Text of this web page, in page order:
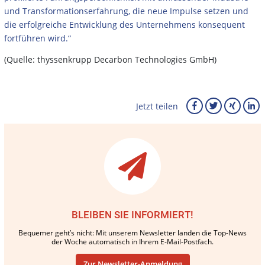
und Transformationserfahrung, die neue Impulse setzen und
die erfolgreiche Entwicklung des Unternehmens konsequent
fortführen wird.“
(Quelle: thyssenkrupp Decarbon Technologies GmbH)
Jetzt teilen
BLEIBEN SIE INFORMIERT!
Bequemer geht’s nicht: Mit unserem Newsletter landen die Top-News
der Woche automatisch in Ihrem E-Mail-Postfach.